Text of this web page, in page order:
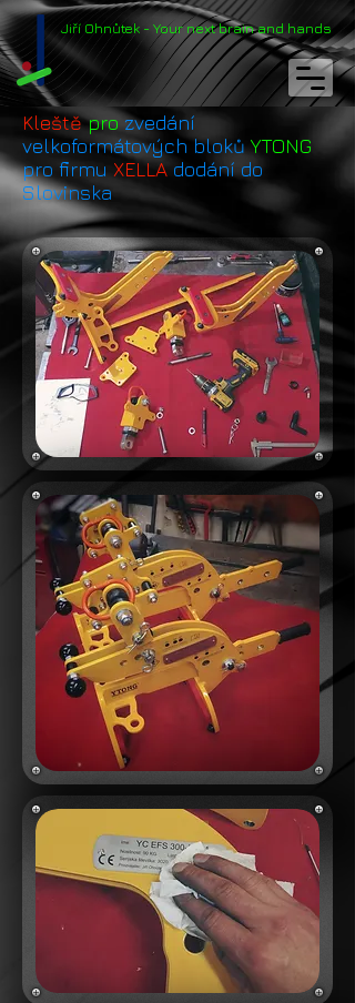
Jiří Ohnůtek - Your nextbrainand hands
Kleštěpro zvedání
velkoformátových bloků YTONG
pro firmu XELLA dodání do
Slovinska